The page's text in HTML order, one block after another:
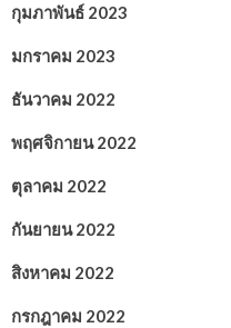
กุมภาพันธ์ 2023
มกราคม 2023
ธันวาคม 2022
พฤศจิกายน 2022
ตุลาคม 2022
กันยายน 2022
สิงหาคม 2022
กรกฎาคม 2022